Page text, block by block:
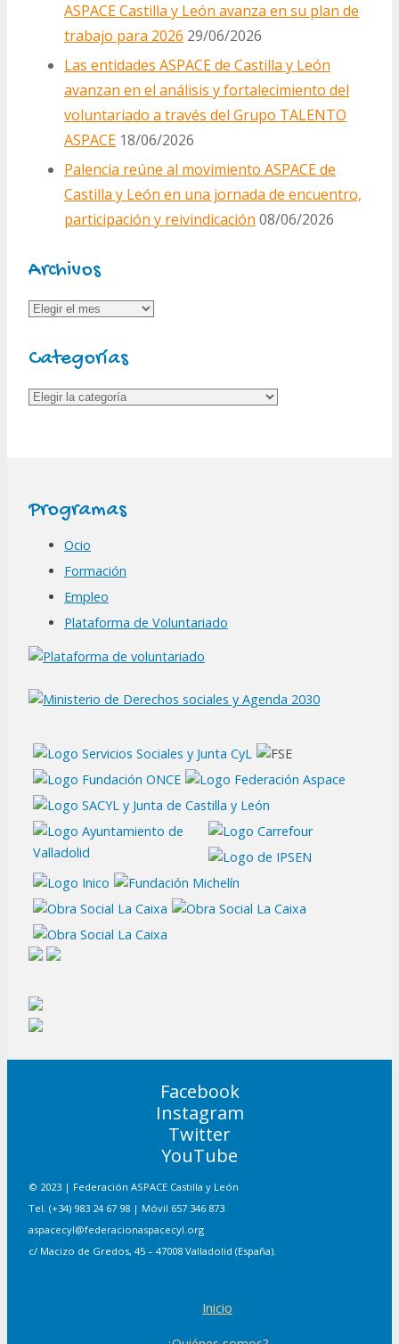
ASPACE Castilla y León avanza en su plan de
trabajo para 2026 29/06/2026
Las entidades ASPACE de Castilla y León
avanzan en el análisis y fortalecimiento del
voluntariado a través del Grupo TALENTO
ASPACE 18/06/2026
Palencia reúne al movimiento ASPACE de
Castilla y León en una jornada de encuentro,
participación y reivindicación 08/06/2026
Archivos
Archivos
Categorías
Categorías
Programas
Ocio
Formación
Empleo
Plataforma de Voluntariado
Facebook
Instagram
Twitter
YouTube
© 2023 | Federación ASPACE Castilla y León
Tel. (+34) 983 24 67 98 | Móvil 657 346 873
aspacecyl@federacionaspacecyl.org
c/ Macizo de Gredos, 45 – 47008 Valladolid (España).
Inicio